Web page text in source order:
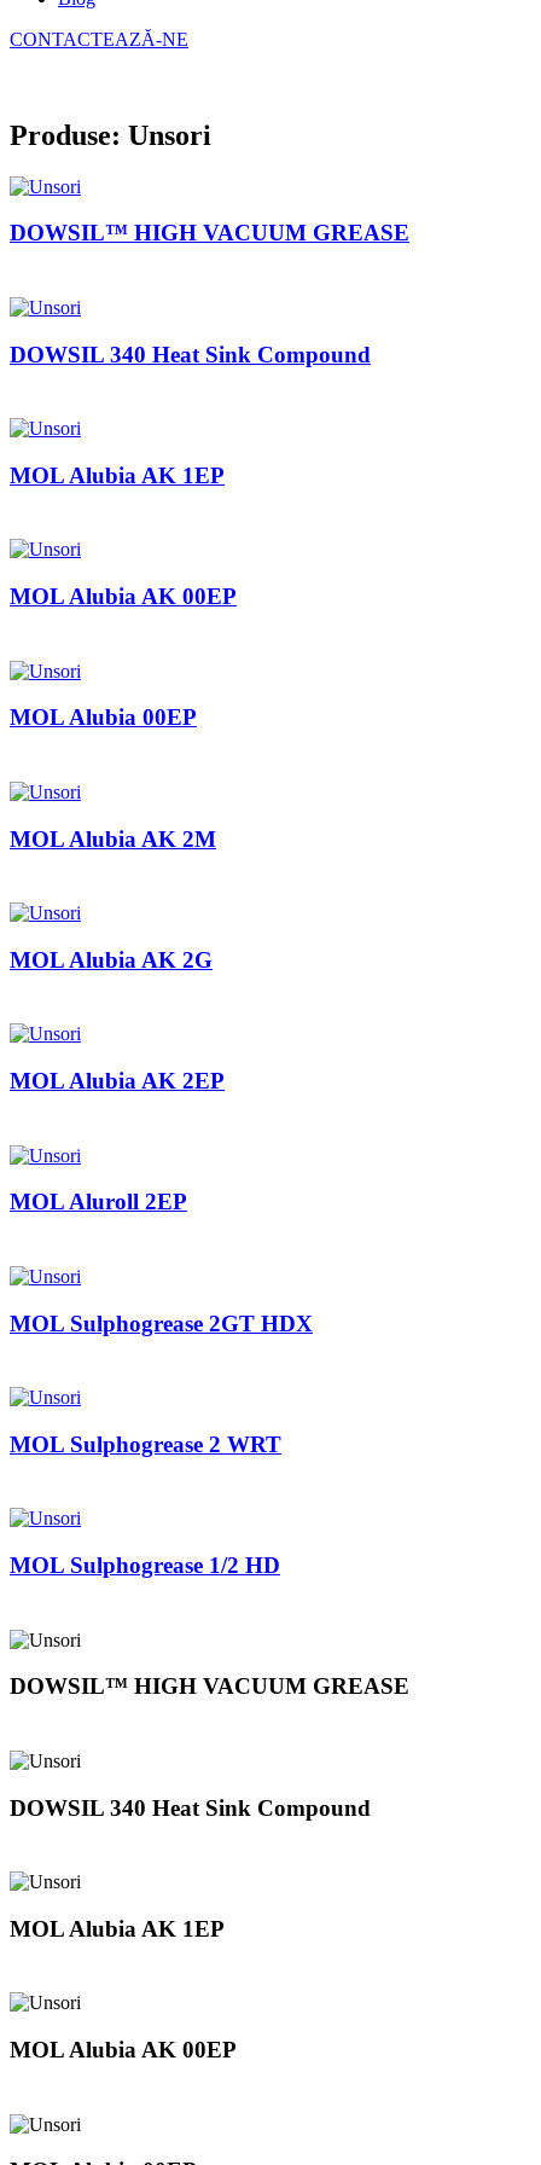
CONTACTEAZĂ-NE
Produse: Unsori
DOWSIL™ HIGH VACUUM GREASE
DOWSIL 340 Heat Sink Compound
MOL Alubia AK 1EP
MOL Alubia AK 00EP
MOL Alubia 00EP
MOL Alubia AK 2M
MOL Alubia AK 2G
MOL Alubia AK 2EP
MOL Aluroll 2EP
MOL Sulphogrease 2GT HDX
MOL Sulphogrease 2 WRT
MOL Sulphogrease 1/2 HD
DOWSIL™ HIGH VACUUM GREASE
DOWSIL 340 Heat Sink Compound
MOL Alubia AK 1EP
MOL Alubia AK 00EP